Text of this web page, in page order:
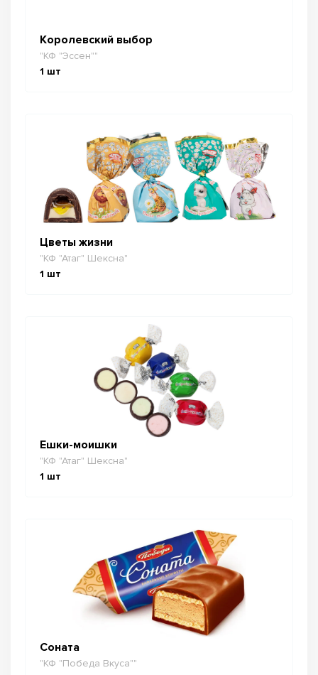
Королевский выбор
"КФ "Эссен""
1 шт
Цветы жизни
"КФ "Атаг" Шексна"
1 шт
Ешки-моишки
"КФ "Атаг" Шексна"
1 шт
Соната
"КФ "Победа Вкуса""